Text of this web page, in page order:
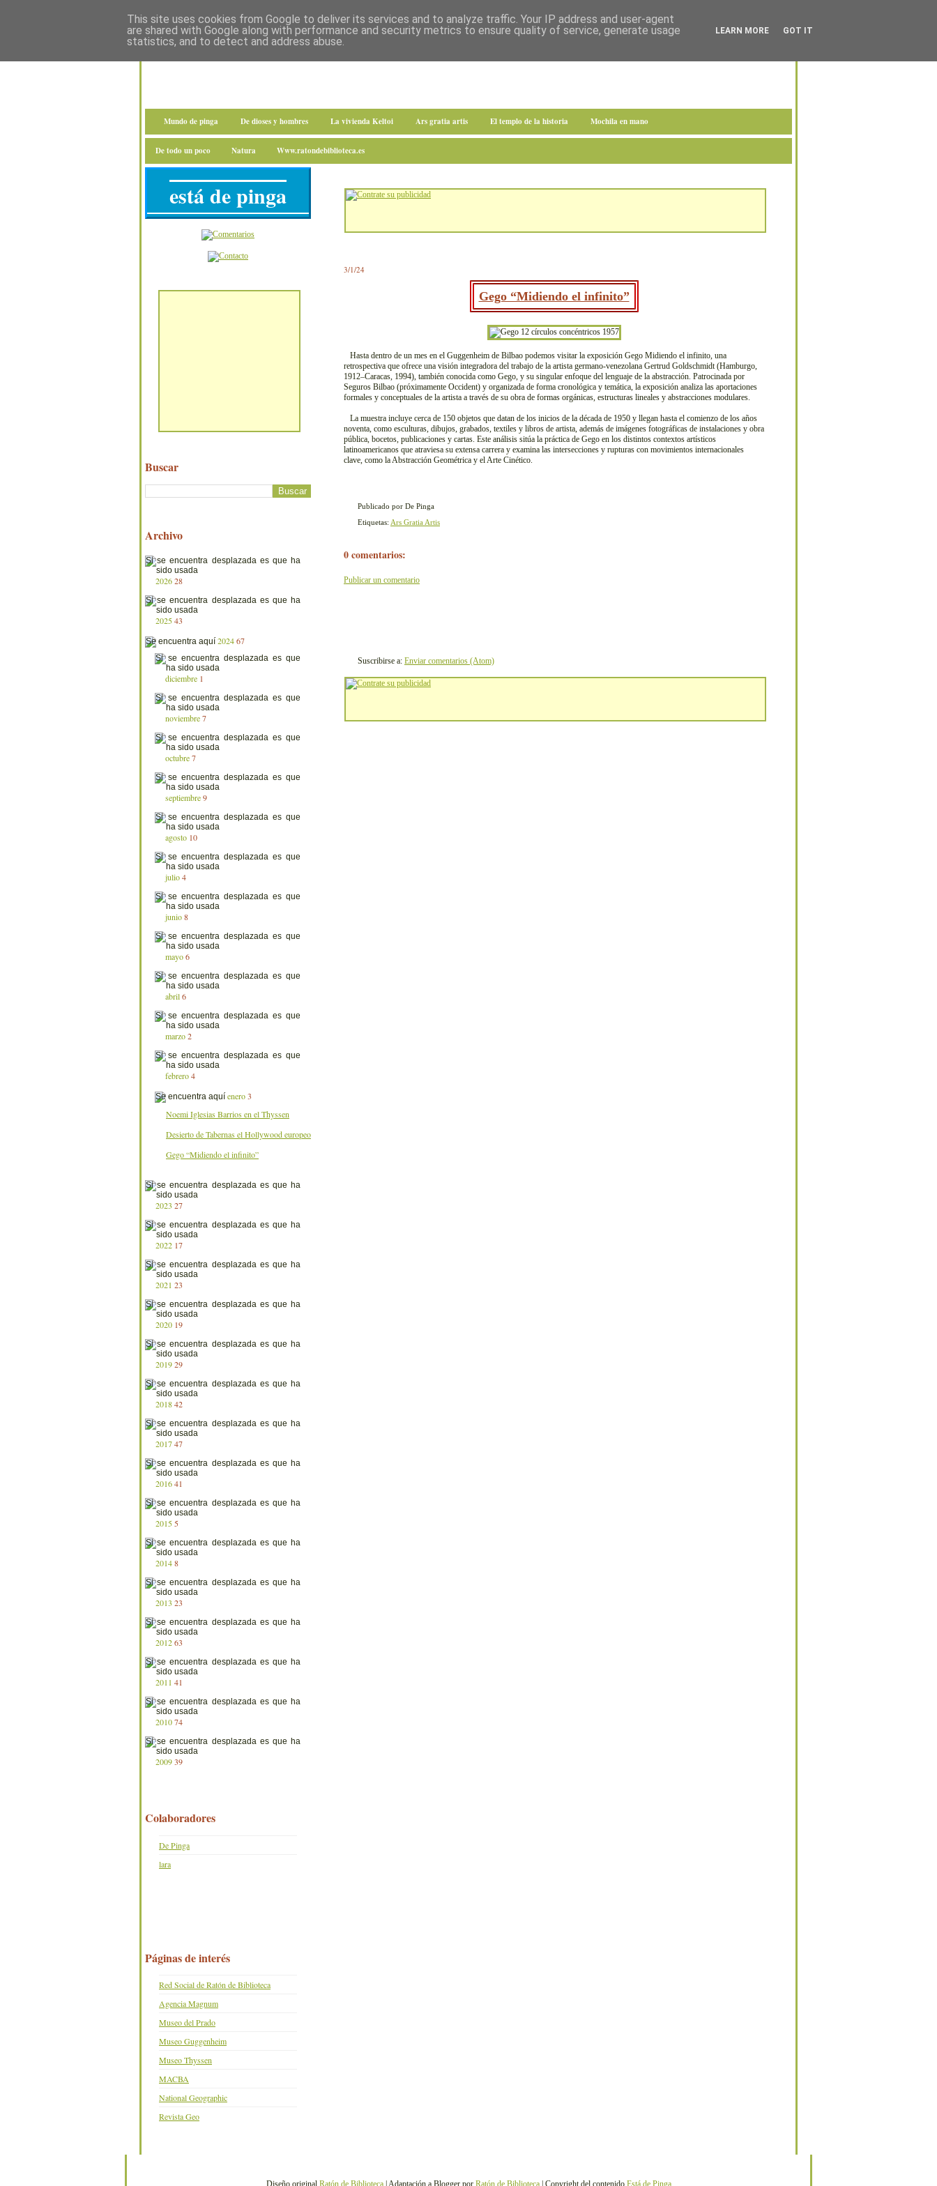
Mundo de pinga De dioses y hombres La vivienda Keltoi Ars gratia artis El templo de la historia Mochila en mano
De todo un poco Natura Www.ratondebiblioteca.es
3/1/24
Gego “Midiendo el infinito”
Hasta dentro de un mes en el Guggenheim de Bilbao podemos visitar la exposición Gego Midiendo el infinito, una
retrospectiva que ofrece una visión integradora del trabajo de la artista germano-venezolana Gertrud Goldschmidt (Hamburgo,
1912–Caracas, 1994), también conocida como Gego, y su singular enfoque del lenguaje de la abstracción. Patrocinada por
Seguros Bilbao (próximamente Occident) y organizada de forma cronológica y temática, la exposición analiza las aportaciones
formales y conceptuales de la artista a través de su obra de formas orgánicas, estructuras lineales y abstracciones modulares.
La muestra incluye cerca de 150 objetos que datan de los inicios de la década de 1950 y llegan hasta el comienzo de los años
noventa, como esculturas, dibujos, grabados, textiles y libros de artista, además de imágenes fotográficas de instalaciones y obra
pública, bocetos, publicaciones y cartas. Este análisis sitúa la práctica de Gego en los distintos contextos artísticos
latinoamericanos que atraviesa su extensa carrera y examina las intersecciones y rupturas con movimientos internacionales
clave, como la Abstracción Geométrica y el Arte Cinético.
Publicado por De Pinga
Etiquetas: Ars Gratia Artis
0 comentarios:
Publicar un comentario
Suscribirse a: Enviar comentarios (Atom)
está de pinga
Buscar
Archivo
202628
202543
202467
diciembre 1
noviembre 7
octubre 7
septiembre 9
agosto 10
julio 4
junio 8
mayo 6
abril 6
marzo 2
febrero 4
enero 3
Noemi Iglesias Barrios en el Thyssen
Desierto de Tabernas el Hollywood europeo
Gego “Midiendo el infinito”
2023 27
2022 17
2021 23
2020 19
201929
201842
201747
201641
2015 5
20148
2013 23
201263
2011 41
201074
200939
Colaboradores
De Pinga
lara
Páginas de interés
Red Social de Ratón de Biblioteca
Agencia Magnum
Museo del Prado
Museo Guggenheim
Museo Thyssen
MACBA
National Geographic
Revista Geo
Diseño original Ratón de Biblioteca| Adaptación a Blogger por Ratón de Biblioteca| Copyright del contenido Está de Pinga
This site uses cookies from Google to deliver its services and to analyze traffic. Your IP address and user-agent
are shared with Google along with performance and security metrics to ensure quality of service, generate usage
statistics, and to detect and address abuse.
LEARN MORE GOT IT